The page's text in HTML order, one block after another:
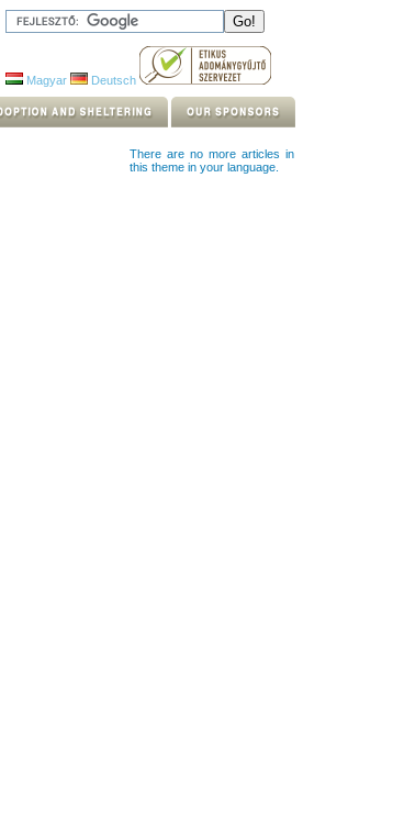
Magyar Deutsch
There are no more articles in
this theme in your language.